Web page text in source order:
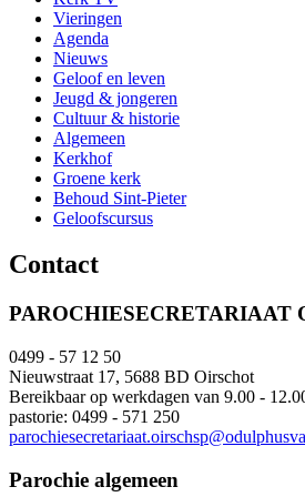
Vieringen
Agenda
Nieuws
Geloof en leven
Jeugd & jongeren
Cultuur & historie
Algemeen
Kerkhof
Groene kerk
Behoud Sint-Pieter
Geloofscursus
Contact
PAROCHIESECRETARIAAT
0499 - 57 12 50
Nieuwstraat 17, 5688 BD Oirschot
Bereikbaar op werkdagen van 9.00 -
pastorie: 0499 - 571 250
Parochie algemeen